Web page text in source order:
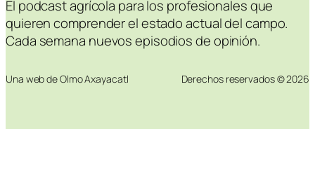
El podcast agrícola para los profesionales que
quieren comprender el estado actual del campo.
Cada semana nuevos episodios de opinión.
Una web de Olmo Axayacatl Derechos reservados © 2026